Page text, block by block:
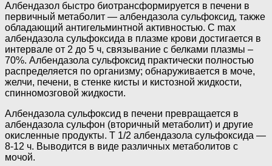
Албендазол быстро биотрансформируется в печени в
первичный метаболит — албендазола сульфоксид, также
обладающий антигельминтной активностью. C max
албендазола сульфоксида в плазме крови достигается в
интервале от 2 до 5 ч, связывание с белками плазмы –
70%. Албендазола сульфоксид практически полностью
распределяется по организму; обнаруживается в моче,
желчи, печени, в стенке кисты и кистозной жидкости,
спинномозговой жидкости.
Албендазола сульфоксид в печени превращается в
албендазола сульфон (вторичный метаболит) и другие
окисленные продукты. T 1/2 албендазола сульфоксида —
8-12 ч. Выводится в виде различных метаболитов с
мочой.